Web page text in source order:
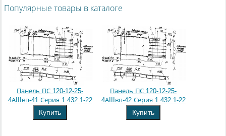
Популярные товары в каталоге
Панель ПС 120-12-25-
4АIIIвп-41 Серия 1.432.1-22
Купить
Панель ПС 120-12-25-
4АIIIвп-42 Серия 1.432.1-22
Купить